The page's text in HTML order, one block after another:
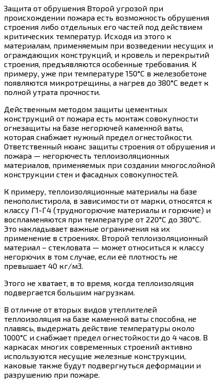
Защита от обрушения Второй угрозой при
происхождении пожара есть возможность обрушения
строения либо отдельных его частей под действием
критических температур. Исходя из этого к
материалам, применяемым при возведении несущих и
ограждающих конструкций, и кровель и перекрытий
строения, предъявляются особенные требования. К
примеру, уже при температуре 150°С в железобетоне
появляются микротрещины, а нагрев до 380°С ведет к
полной утрата прочности.
Действенным методом защиты цементных
конструкций от пожара есть монтаж совокупности
огнезащиты на базе негорючей каменной ваты,
которая снабжает нужный предел огнестойкости.
Ответственный нюанс защиты строения от обрушения и
пожара — негорючесть теплоизоляционных
материалов, применяемых при создании многослойной
конструкции стен и фасадных совокупностей.
К примеру, теплоизоляционные материалы на базе
пенополистирола, в зависимости от марки, относятся к
классу Г1-Г4 (трудногорючие материалы и горючие) и
воспламеняются при температуре от 220°C до 380°C.
Это накладывает важные ограничения на их
применение в строениях. Второй теплоизоляционный
материал – стекловата — может относиться к классу
негорючих в том случае, если её плотность не
превышает 40 кг/м3.
Этого не хватает, в то время, когда теплоизоляция
подвергается большим нагрузкам.
В отличие от вторых видов утеплителей
теплоизоляция на базе каменной ваты способна, не
плавясь, выдержать действие температуры около
1000°С и снабжает предел огнестойкости до 4 часов. В
каркасах многих современных строений активно
используются несущие железные конструкции,
каковые также будут подвергнуться деформации и
разрушению при пожаре.